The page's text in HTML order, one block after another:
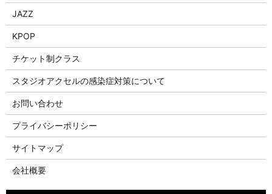
JAZZ
KPOP
チケット制クラス
スタジオアクセルの感染症対策について
お問い合わせ
プライバシーポリシー
サイトマップ
会社概要